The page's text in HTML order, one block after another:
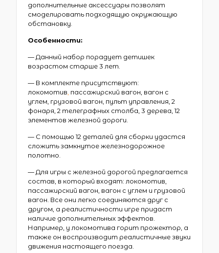
дополнительные аксессуары позволят
смоделировать подходящую окружающую
обстановку.
Особенности:
— Данный набор порадует детишек
возрастом старше 3 лет.
— В комплекте присутствуют:
локомотив пассажирский вагон, вагон с
углем, грузовой вагон, пульт управления, 2
фонаря, 2 телеграфных столба, 3 дерева, 12
элементов железной дороги.
— С помощью 12 деталей для сборки удастся
сложить замкнутое железнодорожное
полотно.
— Для игры с железной дорогой предлагается
состав, в который входят: локомотив,
пассажирский вагон, вагон с углем и грузовой
вагон. Все они легко соединяются друг с
другом, а реалистичности игре придаст
наличие дополнительных эффектов.
Например, у локомотива горит прожектор, а
также он воспроизводит реалистичные звуки
движения настоящего поезда.